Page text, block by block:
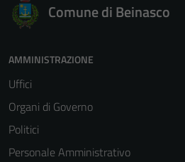
Comune di Beinasco
AMMINISTRAZIONE
Uffici
Organi di Governo
Politici
Personale Amministrativo